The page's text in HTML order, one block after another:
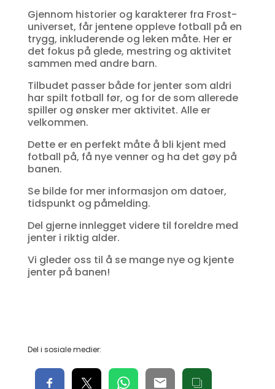
Gjennom historier og karakterer fra Frost-
universet, får jentene oppleve fotball på en
trygg, inkluderende og leken måte. Her er
det fokus på glede, mestring og aktivitet
sammen med andre barn.
Tilbudet passer både for jenter som aldri
har spilt fotball før, og for de som allerede
spiller og ønsker mer aktivitet. Alle er
velkommen.
Dette er en perfekt måte å bli kjent med
fotball på, få nye venner og ha det gøy på
banen.
Se bilde for mer informasjon om datoer,
tidspunkt og påmelding.
Del gjerne innlegget videre til foreldre med
jenter i riktig alder.
Vi gleder oss til å se mange nye og kjente
jenter på banen!
Del i sosiale medier: